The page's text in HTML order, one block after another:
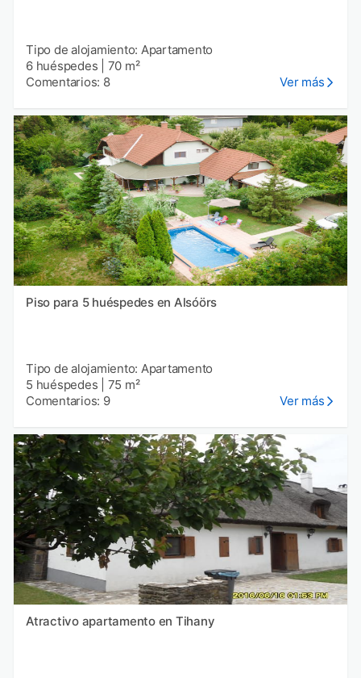
Tipo de alojamiento: Apartamento
6 huéspedes
70 m²
Comentarios: 8
Ver más
Piso para 5 huéspedes en Alsóörs
Tipo de alojamiento: Apartamento
5 huéspedes
75 m²
Comentarios: 9
Ver más
Atractivo apartamento en Tihany